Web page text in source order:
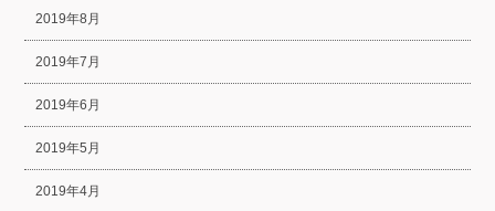
2019年8月
2019年7月
2019年6月
2019年5月
2019年4月